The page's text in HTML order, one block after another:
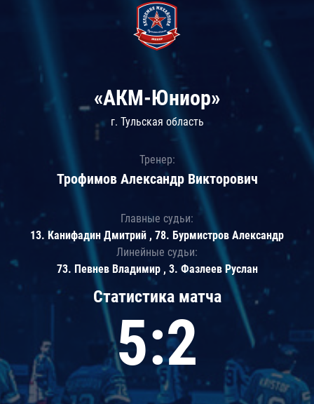
Статистика матча
5:2
«АКМ-Юниор»
г. Тульская область
Тренер:
Трофимов Александр Викторович
Главные судьи:
13. Канифадин Дмитрий , 78. Бурмистров Александр
Линейные судьи:
73. Певнев Владимир , 3. Фазлеев Руслан